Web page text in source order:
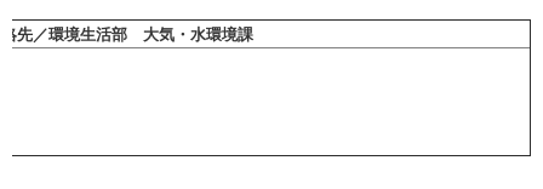
先／環境生活部 大気・水環境課